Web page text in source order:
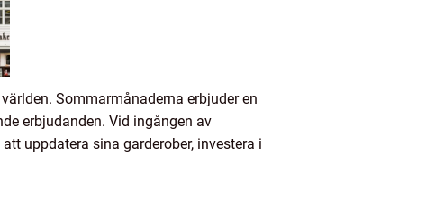
Sommarmånaderna erbjuder en
erbjudanden. Vid ingången av
uppdatera sina garderober, investera i